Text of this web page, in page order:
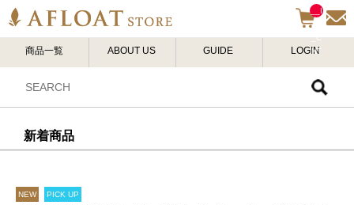
__I
TM
_C
NT
商品一覧 ABOUT US GUIDE LOGIN
新着商品
NEW PICK UP